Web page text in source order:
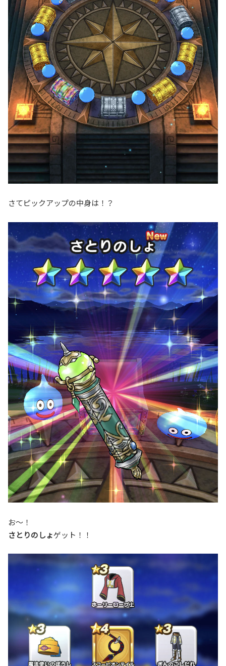
さてピックアップの中身は！？
お～！
さとりのしょゲット！！